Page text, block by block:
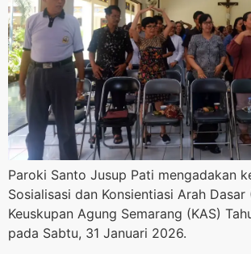
Paroki Santo Jusup Pati mengadakan
Sosialisasi dan Konsientiasi Arah Dasar
Keuskupan Agung Semarang (KAS)
pada Sabtu, 31 Januari 2026.